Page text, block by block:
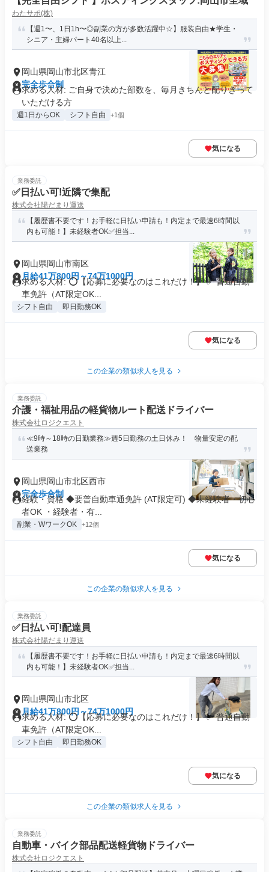
わたサポ(株)
【週1〜、1日1h〜◎副業の方が多数活躍中☆】服装自由★学生・
シニア・主婦パート40名以上...
岡山県岡山市北区青江
完全歩合制
求める人材: ご自身で決めた部数を、毎月きちんと配りきって
いただける方
週1日からOK シフト自由 +1個
気になる
業務委託
✅日払い可!近隣で集配
株式会社陽だまり運送
【履歴書不要です！お手軽に日払い申請も！内定まで最速6時間以
内も可能！】未経験者OK✅担当...
岡山県岡山市南区
月給41万800円～74万1000円
求める人材: ⭕️【応募に必要なのはこれだけ！】 ✅ 普通自動
車免許（AT限定OK...
シフト自由 即日勤務OK
気になる
この企業の類似求人を見る
業務委託
介護・福祉用品の軽貨物ルート配送ドライバー
株式会社ロジクエスト
≪9時～18時の日勤業務≫週5日勤務の土日休み！ 物量安定の配
送業務
岡山県岡山市北区西市
完全歩合制
経験・資格 ◆要普自動車通免許 (AT限定可) ◆未経験者・初心
者OK ・経験者・有...
副業・WワークOK +12個
気になる
この企業の類似求人を見る
業務委託
✅日払い可!配達員
株式会社陽だまり運送
【履歴書不要です！お手軽に日払い申請も！内定まで最速6時間以
内も可能！】未経験者OK✅担当...
岡山県岡山市北区
月給41万800円～74万1000円
求める人材: ⭕️【応募に必要なのはこれだけ！】 ✅ 普通自動
車免許（AT限定OK...
シフト自由 即日勤務OK
気になる
この企業の類似求人を見る
業務委託
自動車・バイク部品配送軽貨物ドライバー
株式会社ロジクエスト